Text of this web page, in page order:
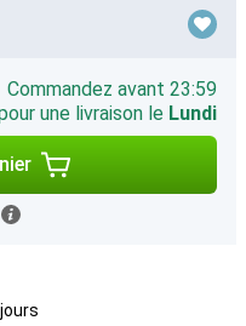
Commandez avant 23:59
une livraison le Lundi